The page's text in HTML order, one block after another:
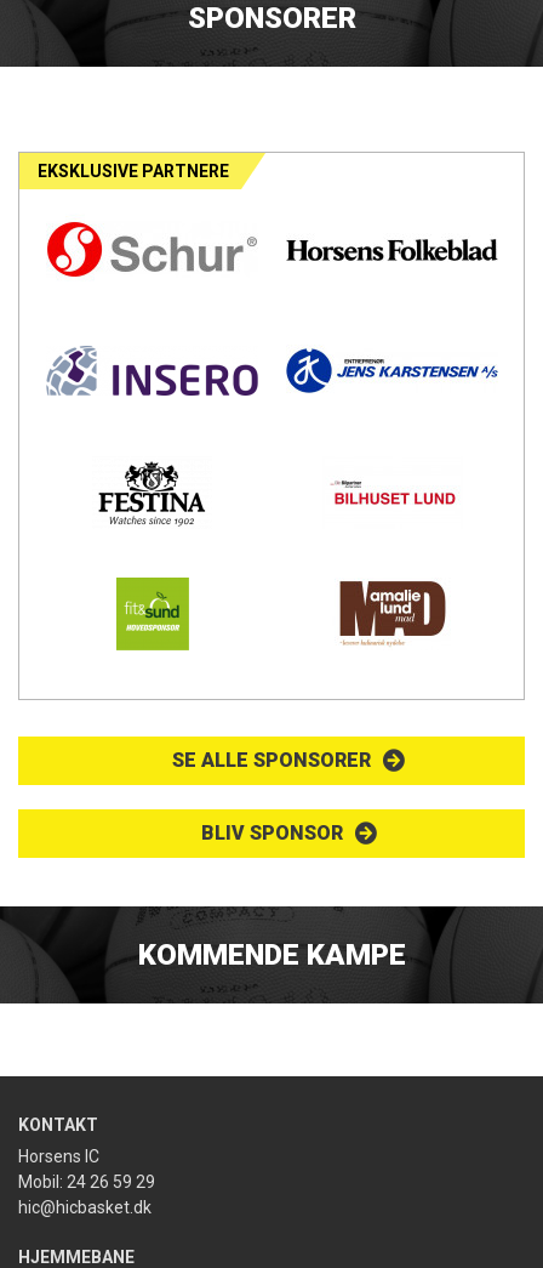
SPONSORER
EKSKLUSIVE PARTNERE
SE ALLE SPONSORER
BLIV SPONSOR
KOMMENDE KAMPE
KONTAKT
Horsens IC
Mobil: 24 26 59 29
hic@hicbasket.dk
HJEMMEBANE